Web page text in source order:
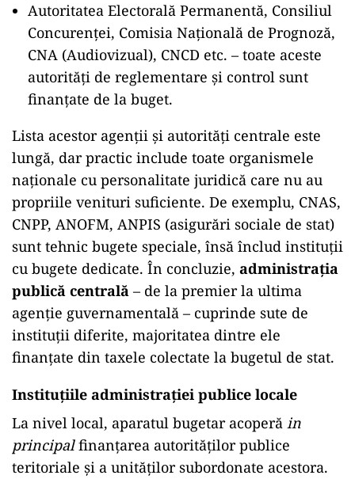
Autoritatea Electorală Permanentă, Consiliul
Concurenţei, Comisia Naţională de Prognoză,
CNA (Audiovizual), CNCD etc. – toate aceste
autorităţi de reglementare şi control sunt
finanţate de la buget.
Lista acestor agenţii şi autorităţi centrale este
lungă, dar practic include toate organismele
naţionale cu personalitate juridică care nu au
propriile venituri suficiente. De exemplu, CNAS,
CNPP, ANOFM, ANPIS (asigurări sociale de stat)
sunt tehnic bugete speciale, însă înclud instituţii
cu bugete dedicate. În concluzie, administraţia
publică centrală – de la premier la ultima
agenţie guvernamentală – cuprinde sute de
instituţii diferite, majoritatea dintre ele
finanţate din taxele colectate la bugetul de stat.
Instituțiile administrației publice locale
La nivel local, aparatul bugetar acoperă in
principalfinanţarea autorităţilor publice
teritoriale şi a unităţilor subordonate acestora.